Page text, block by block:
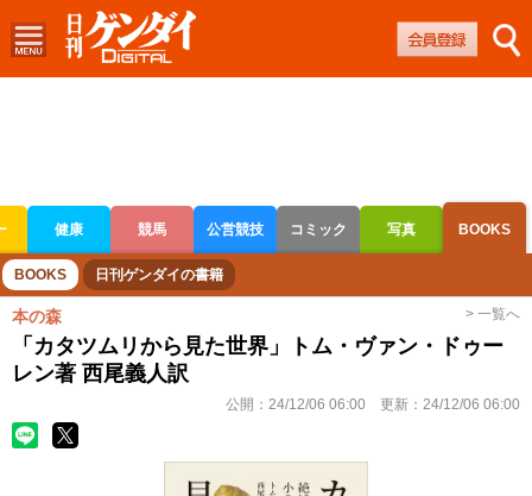
健康 競馬 公営競技 コミック 写真 BOOKS
ボートレース 競輪 オートレース
BOOKS 日刊ゲンダイの書籍
本の森 > 一覧へ
「カタツムリから見た世界」トム・ヴァン・ドゥー
レン著 西尾義人訳
公開： 24/12/06 06:00 更新： 24/12/06 06:00